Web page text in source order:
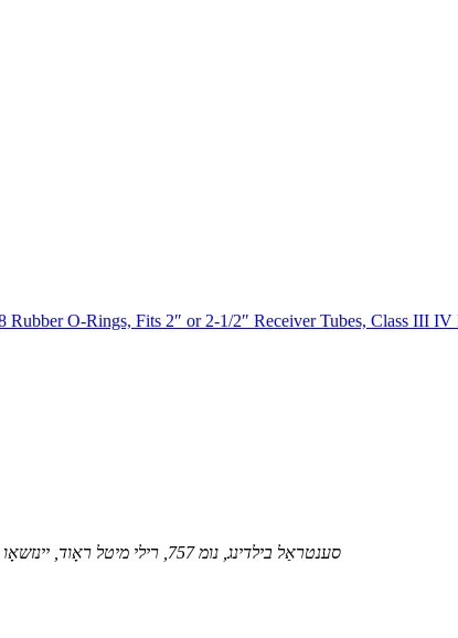
צימער 413 AUX סענטראַל בילדינג, נומ 757, רילי מיטל ראָוד, יינזשאָו דיסטריקט, נינגבאָ סיטי, זשעדזשיאַנג פּראַווינס